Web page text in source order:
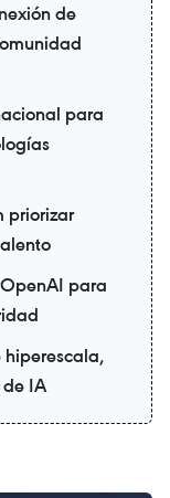
de
para
priorizar
para
IA